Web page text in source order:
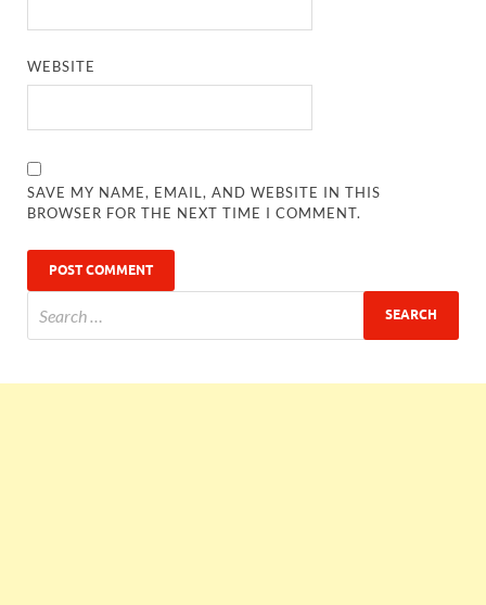
WEBSITE
SAVE MY NAME, EMAIL, AND WEBSITE IN THIS
BROWSER FOR THE NEXT TIME I COMMENT.